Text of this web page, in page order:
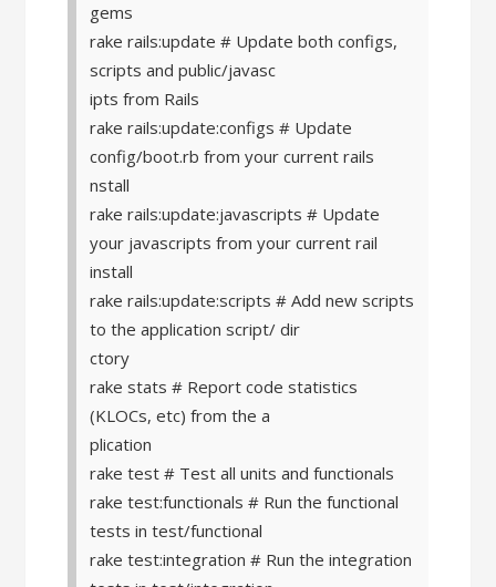
gems
rake rails:update # Update both configs,
scripts and public/javasc
ipts from Rails
rake rails:update:configs # Update
config/boot.rb from your current rails
nstall
rake rails:update:javascripts # Update
your javascripts from your current rail
install
rake rails:update:scripts # Add new scripts
to the application script/ dir
ctory
rake stats # Report code statistics
(KLOCs, etc) from the a
plication
rake test # Test all units and functionals
rake test:functionals # Run the functional
tests in test/functional
rake test:integration # Run the integration